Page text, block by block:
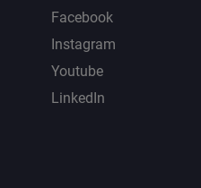
Facebook
Instagram
Youtube
LinkedIn